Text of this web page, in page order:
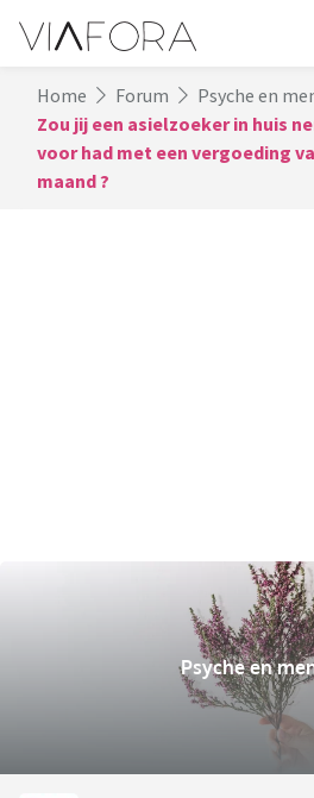
Home Forum
Psyche en
Zou jij een asielzoeker in huis
voor had met een vergoeding
maand ?
Psyche en